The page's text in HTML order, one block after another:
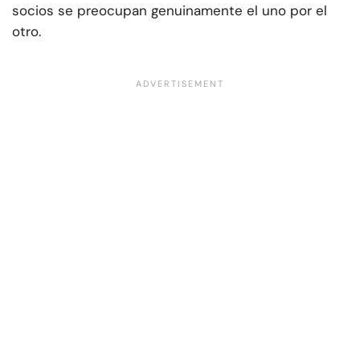
socios se preocupan genuinamente el uno por el
otro.